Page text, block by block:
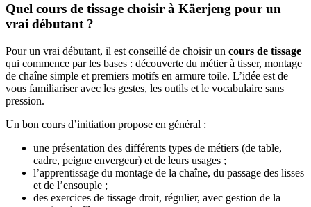
Quel cours de tissage choisir à Käerjeng pour un
vrai débutant ?
Pour un vrai débutant, il est conseillé de choisir un cours de tissage
qui commence par les bases : découverte du métier à tisser, montage
de chaîne simple et premiers motifs en armure toile. L’idée est de
vous familiariser avec les gestes, les outils et le vocabulaire sans
pression.
Un bon cours d’initiation propose en général :
une présentation des différents types de métiers (de table,
cadre, peigne envergeur) et de leurs usages ;
l’apprentissage du montage de la chaîne, du passage des lisses
et de l’ensouple ;
des exercices de tissage droit, régulier, avec gestion de la